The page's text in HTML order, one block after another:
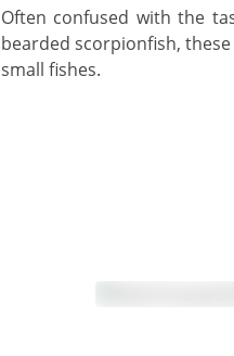
Often confused with the tassled scorpionfish (Scorpaenopsis oxycephala) which has a much longer snout that the
bearded scorpionfish,
small fishes.